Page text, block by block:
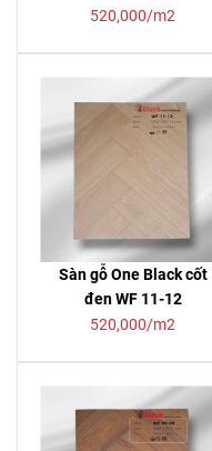
520,000/m2
Sàn gỗ One Black cốt
đen WF 11-12
520,000/m2